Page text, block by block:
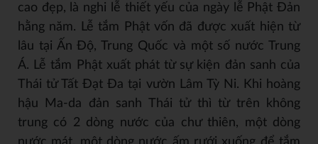
cao đẹp, là nghi lễ thiết yếu của ngày lễ Phật Đản
hằng năm. Lễ tắm Phật vốn đã được xuất hiện từ
lâu tại Ấn Độ, Trung Quốc và một số nước Trung
Á. Lễ tắm Phật xuất phát từ sự kiện đản sanh của
Thái tử Tất Đạt Đa tại vườn Lâm Tỳ Ni. Khi hoàng
hậu Ma-da đản sanh Thái tử thì từ trên không
trung có 2 dòng nước của chư thiên, một dòng